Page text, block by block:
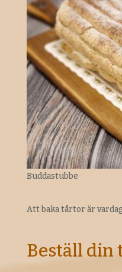
Buddastubbe
Att baka tårtor är
Beställ din